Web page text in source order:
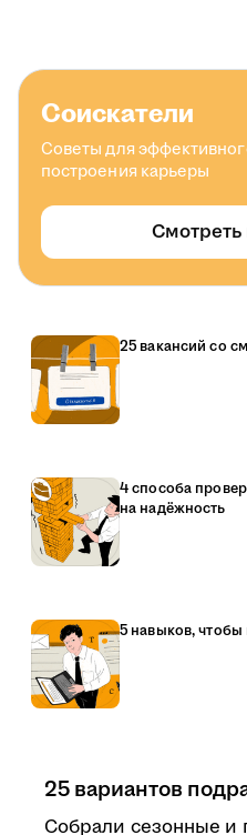
Соискатели
Советы для
построения карьеры
Смотреть
25 вакансий со
4 способа
на надёжность
5 навыков, чтобы
25 вариантов
Собрали сезонные и